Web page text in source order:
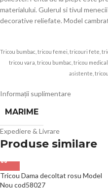
materialului. Gulerul si tivul
decorative reliefate. Model
Tricou bumbac, tricou femei, tricouri fete,
tricou vara, tricou bumbac, tricou
asistente,
Informații suplimentare
MARIME
Expediere & Livrare
Produse similare
Tricou Dama decoltat rosu Model
Nou cod58027